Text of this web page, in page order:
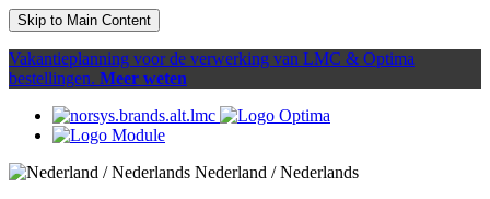
Skip to Main Content
Vakantieplanning voor de verwerking van LMC & Optima
bestellingen. Meer weten
Nederland / Nederlands